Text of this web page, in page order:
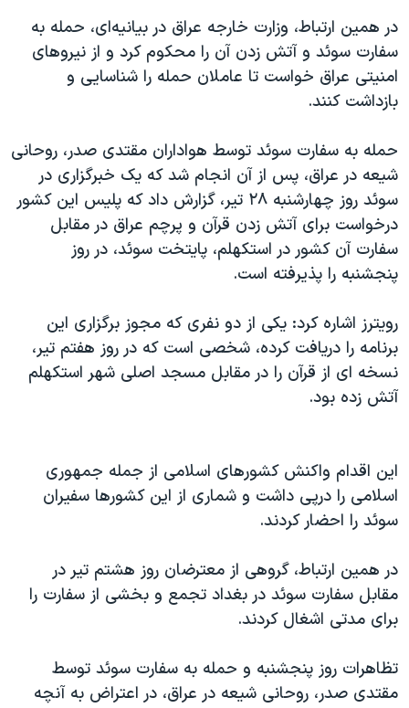
سفر پرزیدنت ترامپ به چین
در همین ارتباط، وزارت خارجه عراق در بیانیه‌ای، حمله به
سفارت سوئد و آتش زدن آن را محکوم کرد و از نیروهای
امنیتی عراق خواست تا عاملان حمله را شناسایی و
بازداشت کنند.
حمله به سفارت سوئد توسط هواداران مقتدی صدر، روحانی
شیعه در عراق، پس از آن انجام شد که یک خبرگزاری در
سوئد روز چهارشنبه ۲۸ تیر، گزارش داد که پلیس این کشور
درخواست برای آتش زدن قرآن و پرچم عراق در مقابل
سفارت آن کشور در استکهلم، پایتخت سوئد، در روز
پنجشنبه را پذیرفته است.
رویترز اشاره کرد: یکی از دو نفری که مجوز برگزاری این
برنامه را دریافت کرده، شخصی است که در روز هفتم تیر،
نسخه ای از قرآن را در مقابل مسجد اصلی شهر استکهلم
آتش زده بود.
این اقدام واکنش کشورهای اسلامی از جمله جمهوری
اسلامی را درپی داشت و شماری از این کشورها سفیران
سوئد را احضار کردند.
در همین ارتباط، گروهی از معترضان روز هشتم تیر در
مقابل سفارت سوئد در بغداد تجمع و بخشی از سفارت را
برای مدتی اشغال کردند.
تظاهرات روز پنجشنبه و حمله به سفارت سوئد توسط
مقتدی صدر، روحانی شیعه در عراق، در اعتراض به آنچه